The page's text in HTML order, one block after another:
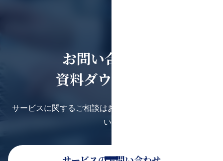
お問い合わせ・
資料ダウンロード
サービスに関するご相談はお気軽にお問い合わせくださ
い。